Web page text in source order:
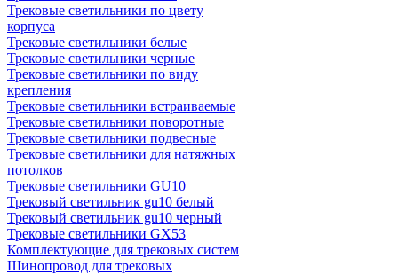
Трековые светильники по цвету
корпуса
Трековые светильники белые
Трековые светильники черные
Трековые светильники по виду
крепления
Трековые светильники встраиваемые
Трековые светильники поворотные
Трековые светильники подвесные
Трековые светильники для натяжных
потолков
Трековые светильники GU10
Трековый светильник gu10 белый
Трековый светильник gu10 черный
Трековые светильники GX53
Комплектующие для трековых систем
Шинопровод для трековых